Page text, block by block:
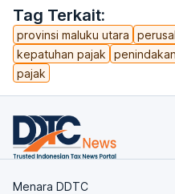
Tag Terkait:
provinsi maluku utara
kepatuhan pajak
pajak
Menara DDTC